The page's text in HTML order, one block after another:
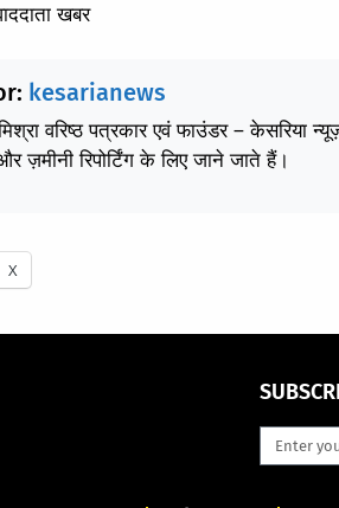
खबर
kesarianews
वरिष्ठ पत्रकार एवं फाउंडर – केसरिया
ज़मीनी रिपोर्टिंग के लिए जाने जाते हैं।
X